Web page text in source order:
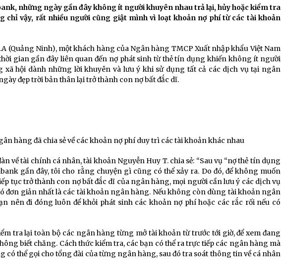
những ngày gần đây không ít người khuyên nhau trả lại, hủy hoặc kiểm tra
chỉ vậy, rất nhiều người cũng giật mình vì loạt khoản nợ phí từ các tài khoản
(Quảng Ninh), một khách hàng của Ngân hàng TMCP Xuất nhập khẩu Việt Nam
gian gần đây liên quan đến nợ phát sinh từ thẻ tín dụng khiến không ít người
xã hội dành những lời khuyên và lưu ý khi sử dụng tất cả các dịch vụ tại ngân
đẹp trời bản thân lại trở thành con nợ bất đắc dĩ.
hàng đã chia sẻ về các khoản nợ phí duy trì các tài khoản khác nhau
về tài chính cá nhân, tài khoản Nguyễn Huy T. chia sẻ: “Sau vụ “nợ thẻ tín dụng
gần đây, tôi cho rằng chuyện gì cũng có thể xảy ra. Do đó, để không muốn
tục trở thành con nợ bất đắc dĩ của ngân hàng, mọi người cần lưu ý các dịch vụ
đơn giản nhất là các tài khoản ngân hàng. Nếu không còn dùng tài khoản ngân
nên đi đóng luôn để khỏi phát sinh các khoản nợ phí hoặc các rắc rối nếu có
tra lại toàn bộ các ngân hàng từng mở tài khoản từ trước tới giờ, để xem đang
biết chăng. Cách thức kiểm tra, các bạn có thể ra trực tiếp các ngân hàng mà
có thể gọi cho tổng đài của từng ngân hàng, sau đó tra soát thông tin về cá nhân